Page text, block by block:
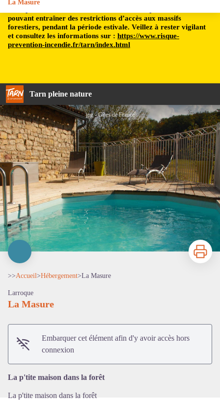
pouvant entraîner des restrictions d’accès aux massifs
forestiers, pendant la période estivale. Veillez à rester vigilant
et consultez les informations sur : https://www.risque-
prevention-incendie.fr/tarn/index.html
Tarn pleine nature
La Masure
jpg - Gîtes de France
Imprimer
>>Accueil>Hébergement>La Masure
Larroque
La Masure
Embarquer cet élément afin d'y avoir accès hors
connexion
La p'tite maison dans la forêt
La p'tite maison dans la forêt